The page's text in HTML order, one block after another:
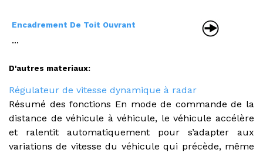
Encadrement De Toit Ouvrant
...
D'autres materiaux:
Régulateur de vitesse dynamique à radar
Résumé des fonctions En mode de commande de la
distance de véhicule à véhicule, le véhicule accélère
et ralentit automatiquement pour s’adapter aux
variations de vitesse du véhicule qui précède, même